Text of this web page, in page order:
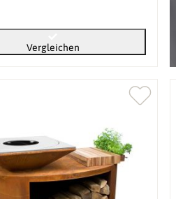
Vergleichen